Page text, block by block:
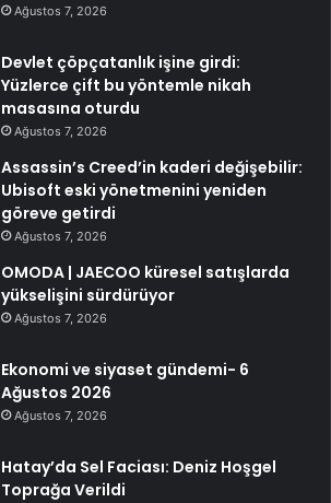
Ağustos 7, 2026
Devlet çöpçatanlık işine girdi:
Yüzlerce çift bu yöntemle nikah
masasına oturdu
Ağustos 7, 2026
Assassin’s Creed’in kaderi değişebilir:
Ubisoft eski yönetmenini yeniden
göreve getirdi
Ağustos 7, 2026
OMODA | JAECOO küresel satışlarda
yükselişini sürdürüyor
Ağustos 7, 2026
Ekonomi ve siyaset gündemi- 6
Ağustos 2026
Ağustos 7, 2026
Hatay’da Sel Faciası: Deniz Hoşgel
Toprağa Verildi